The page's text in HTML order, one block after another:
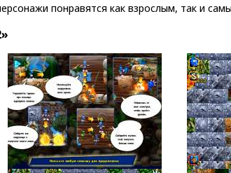
понравятся как взрослым, так и